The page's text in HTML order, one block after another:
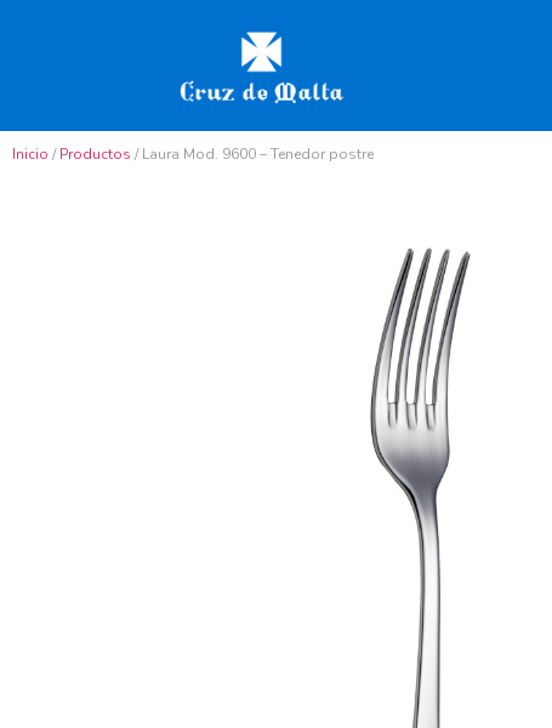
Inicio /Productos / Laura Mod. 9600 – Tenedor postre